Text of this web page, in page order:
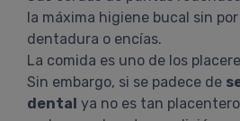
la máxima higiene bucal sin
dentadura o encías.
La comida es uno de los
Sin embargo, si se padece de
dental ya no es tan